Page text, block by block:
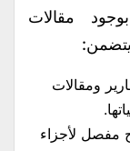
مقالات
ومقالات
مفصل لأجزاء